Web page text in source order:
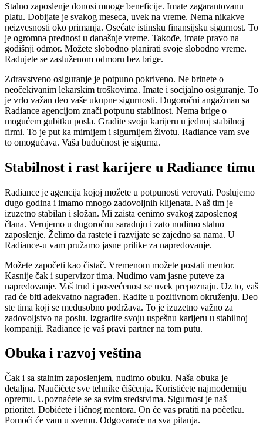
Stalno zaposlenje donosi mnoge beneficije. Imate zagarantovanu
platu. Dobijate je svakog meseca, uvek na vreme. Nema nikakve
neizvesnosti oko primanja. Osećate istinsku finansijsku sigurnost. To
je ogromna prednost u današnje vreme. Takođe, imate pravo na
godišnji odmor. Možete slobodno planirati svoje slobodno vreme.
Radujete se zasluženom odmoru bez brige.
Zdravstveno osiguranje je potpuno pokriveno. Ne brinete o
neočekivanim lekarskim troškovima. Imate i socijalno osiguranje. To
je vrlo važan deo vaše ukupne sigurnosti. Dugoročni angažman sa
Radiance agencijom znači potpunu stabilnost. Nema brige o
mogućem gubitku posla. Gradite svoju karijeru u jednoj stabilnoj
firmi. To je put ka mirnijem i sigurnijem životu. Radiance vam sve
to omogućava. Vaša budućnost je sigurna.
Stabilnost i rast karijere u Radiance timu
Radiance je agencija kojoj možete u potpunosti verovati. Poslujemo
dugo godina i imamo mnogo zadovoljnih klijenata. Naš tim je
izuzetno stabilan i složan. Mi zaista cenimo svakog zaposlenog
člana. Verujemo u dugoročnu saradnju i zato nudimo stalno
zaposlenje. Želimo da rastete i razvijate se zajedno sa nama. U
Radiance-u vam pružamo jasne prilike za napredovanje.
Možete započeti kao čistač. Vremenom možete postati mentor.
Kasnije čak i supervizor tima. Nudimo vam jasne puteve za
napredovanje. Vaš trud i posvećenost se uvek prepoznaju. Uz to, vaš
rad će biti adekvatno nagrađen. Radite u pozitivnom okruženju. Deo
ste tima koji se međusobno podržava. To je izuzetno važno za
zadovoljstvo na poslu. Izgradite svoju uspešnu karijeru u stabilnoj
kompaniji. Radiance je vaš pravi partner na tom putu.
Obuka i razvoj veština
Čak i sa stalnim zaposlenjem, nudimo obuku. Naša obuka je
detaljna. Naučićete sve tehnike čišćenja. Koristićete najmoderniju
opremu. Upoznaćete se sa svim sredstvima. Sigurnost je naš
prioritet. Dobićete i ličnog mentora. On će vas pratiti na početku.
Pomoći će vam u svemu. Odgovaraće na sva pitanja.